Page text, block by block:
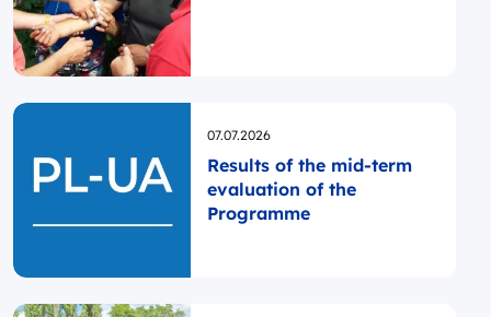
Opublikowano
07.07.2026
Results of the mid-term
evaluation of the
Programme